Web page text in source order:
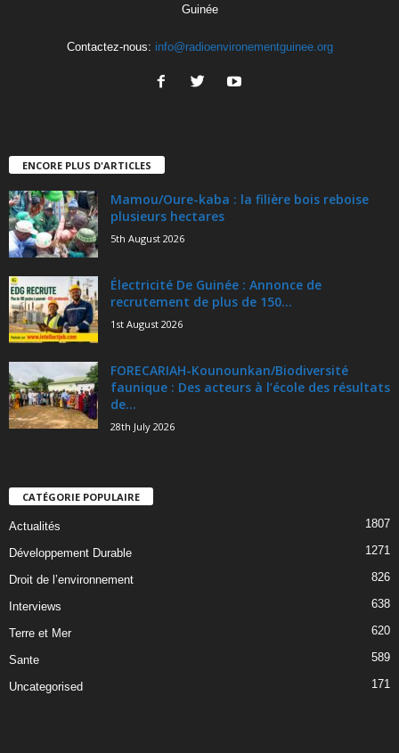
Guinée
Contactez-nous: info@radioenvironementguinee.org
ENCORE PLUS D'ARTICLES
Mamou/Oure-kaba : la filière bois reboise
plusieurs hectares
5th August 2026
Électricité De Guinée : Annonce de
recrutement de plus de 150...
1st August 2026
FORECARIAH-Kounounkan/Biodiversité
faunique : Des acteurs à l’école des résultats
de...
28th July 2026
CATÉGORIE POPULAIRE
Actualités 1807
Développement Durable 1271
Droit de l’environnement 826
Interviews 638
Terre et Mer 620
Sante 589
Uncategorised 171